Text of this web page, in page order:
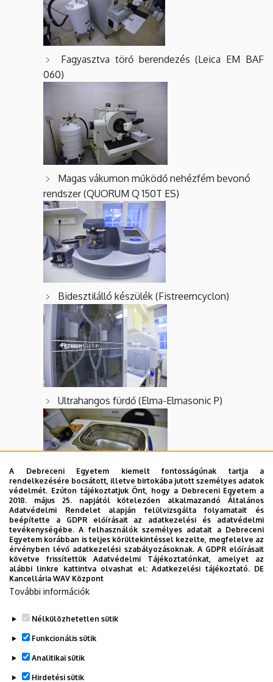
Fagyasztva törő berendezés (Leica EM BAF
060)
Magas vákumon működő nehézfém bevonó
rendszer (QUORUM Q 150T ES)
Bidesztilálló készülék (Fistreemcyclon)
Ultrahangos fürdő (Elma-Elmasonic P)
Téremissziós szkenning elektronmikroszkóp
(Zeiss GeminiSEM)
Legutóbbi frissítés: 2024. 03. 25. 09:24
A Debreceni Egyetem kiemelt fontosságúnak tartja a
rendelkezésére bocsátott, illetve birtokába jutott személyes adatok
védelmét. Ezúton tájékoztatjuk Önt, hogy a Debreceni Egyetem a
2018. május 25. napjától kötelezően alkalmazandó Általános
Adatvédelmi Rendelet alapján felülvizsgálta folyamatait és
beépítette a GDPR előírásait az adatkezelési és adatvédelmi
tevékenységébe. A felhasználók személyes adatait a Debreceni
Egyetem korábban is teljes körültekintéssel kezelte, megfelelve az
érvényben lévő adatkezelési szabályozásoknak. A GDPR előírásait
követve frissítettük Adatvédelmi Tájékoztatónkat, amelyet az
alábbi linkre kattintva olvashat el:Adatkezelési tájékoztató. DE
Kancellária WAV Központ
További információk
Nélkülözhetetlen sütik
Funkcionális sütik
Analitikai sütik
Hirdetési sütik